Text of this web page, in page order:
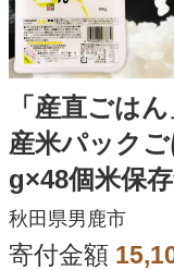
「産直ごは
産米パック
g×48個米保
3_aks-014801
秋田県男鹿市
寄付金額